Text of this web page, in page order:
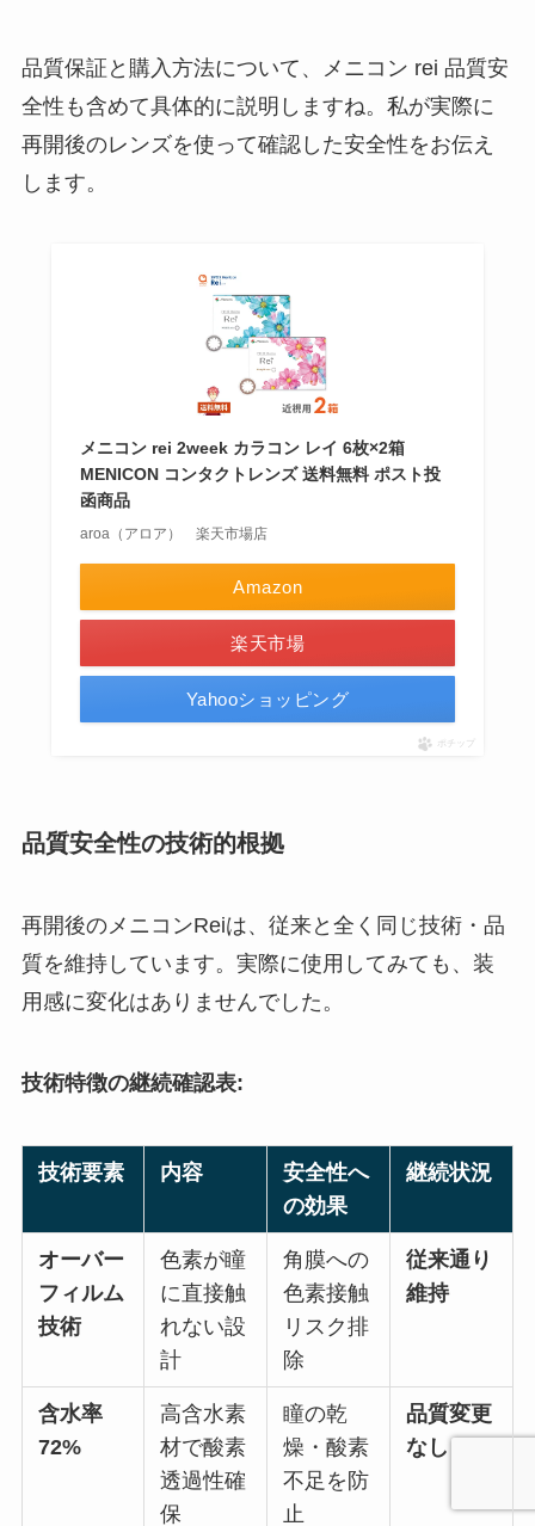
品質保証と購入方法について、メニコン rei 品質安
全性も含めて具体的に説明しますね。私が実際に
再開後のレンズを使って確認した安全性をお伝え
します。
メニコン rei 2week カラコン レイ 6枚×2箱
MENICON コンタクトレンズ 送料無料 ポスト投
函商品
aroa（アロア） 楽天市場店
Amazon
楽天市場
Yahooショッピング
ポチップ
品質安全性の技術的根拠
再開後のメニコンReiは、従来と全く同じ技術・品
質を維持しています。実際に使用してみても、装
用感に変化はありませんでした。
技術特徴の継続確認表:
技術要素 内容
安全性へ
の効果
継続状況
オーバー
フィルム
技術
色素が瞳
に直接触
れない設
計
角膜への
色素接触
リスク排
除
従来通り
維持
含水率
72%
高含水素
材で酸素
透過性確
保
瞳の乾
燥・酸素
不足を防
止
品質変更
なし